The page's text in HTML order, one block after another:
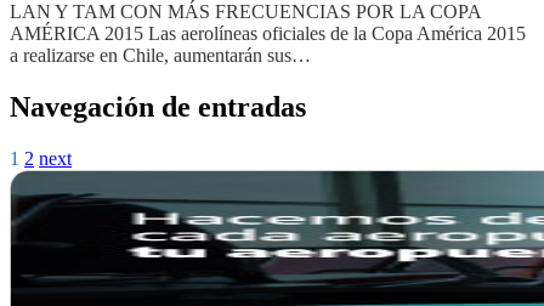
LAN Y TAM CON MÁS FRECUENCIAS POR LA COPA
AMÉRICA 2015 Las aerolíneas oficiales de la Copa América 2015
a realizarse en Chile, aumentarán sus…
Navegación de entradas
1 2 next